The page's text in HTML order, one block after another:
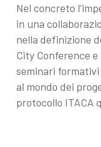
Nel concreto
in una
nella definizione
City Conference
seminari formativi
al mondo dei
protocollo ITACA